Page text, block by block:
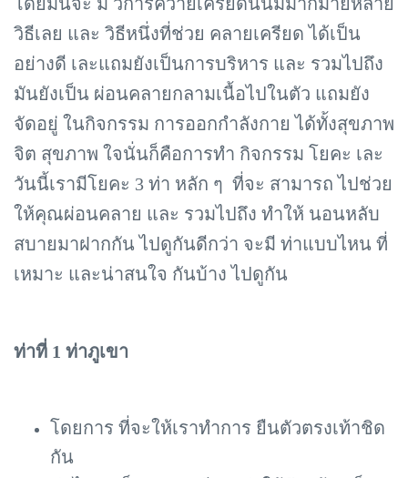
วิธีเลย และ วิธีหนึ่งที่ช่วย คลายเครียด ได้เป็น
อย่างดี เละแถมยังเป็นการบริหาร และ รวมไปถึง
มันยังเป็น ผ่อนคลายกลามเนื้อไปในตัว แถมยัง
จัดอยู่ ในกิจกรรม การออกกำลังกาย ได้ทั้งสุขภาพ
จิต สุขภาพ ใจนั่นก็คือการทำ กิจกรรม โยคะ เละ
วันนี้เรามีโยคะ 3 ท่า หลัก ๆ ที่จะ สามารถ ไปช่วย
ให้คุณผ่อนคลาย และ รวมไปถึง ทำให้ นอนหลับ
สบายมาฝากกัน ไปดูกันดีกว่า จะมี ท่าแบบไหน ที่
เหมาะ และน่าสนใจ กันบ้าง ไปดูกัน
ท่าที่ 1 ท่าภูเขา
โดยการ ที่จะให้เราทำการ ยืนตัวตรงเท้าชิด
กัน